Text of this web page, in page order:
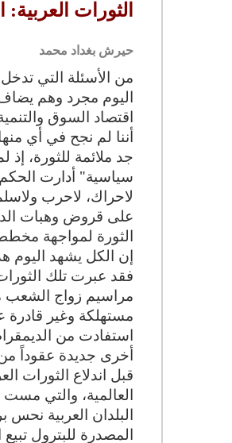
الثورات العربية:
حيرش بغداد محمد
من الأسئلة التي
اليوم مجرد وهم يضاف
اقتصاد السوق
أننا لم نجح في أي
جد ملائمة للثورة،
سياسية" أدارت
لاحراك، لاحرب
على قروض وهبات
الثورة لمواجهة
إن الكل يشهد اليوم
فقد عبرت تلك
مراسيم زواج الشعب
مستهلكة وغير قادرة
استفادت من
أخرى جديدة عقوداً
قبل اندلاع الثورات
العالمية، والتي مست
البلدان العربية نحس